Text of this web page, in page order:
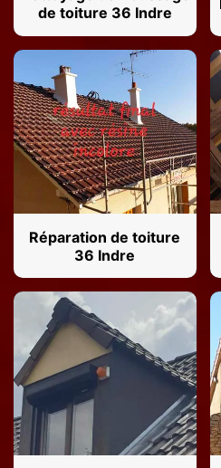
de toiture 36 Indre
Réparation de toiture
36 Indre